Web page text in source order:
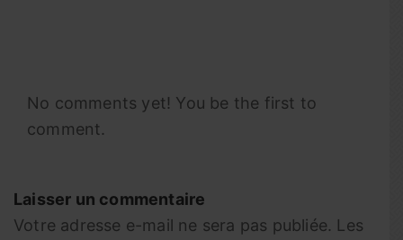
No comments yet! You be the first to
comment.
Laisser un commentaire
Votre adresse e-mail ne sera pas publiée. Les